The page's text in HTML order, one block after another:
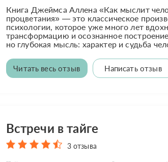
Книга Джеймса Аллена «Как мыслит
процветания» — это классическое
психологии, которое уже много лет
трансформацию и осознанное
но глубокая мысль: характер и судьба
Читать весь отзыв Написать отзыв
Встречи в тайге
3 отзыва